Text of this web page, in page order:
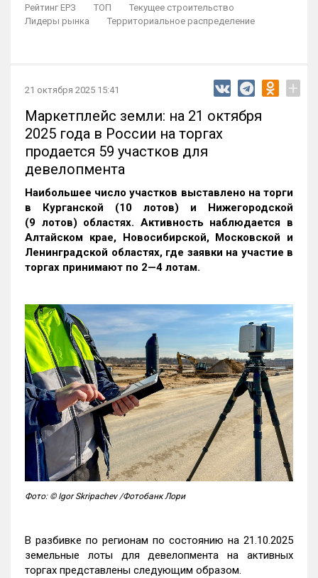
Рейтинг ЕРЗ ТОП
Текущее строительство
Лидеры рынка
Территориальное распределение
21 октября 2025 15:41 +
Маркетплейс земли: на 21 октября
2025 года в России на торгах
продается 59 участков для
девелопмента
Наибольшее число участков выставлено на торги
в Курганской (10 лотов) и Нижегородской
(9 лотов) областях. Активность наблюдается в
Алтайском крае, Новосибирской, Московской и
Ленинградской областях, где заявки на участие в
торгах принимают по 2—4 лотам.
Фото: © Igor Skripachev /Фотобанк Лори
В разбивке по регионам по состоянию на 21.10.2025
земельные лоты для девелопмента на активных
торгах представлены следующим образом.